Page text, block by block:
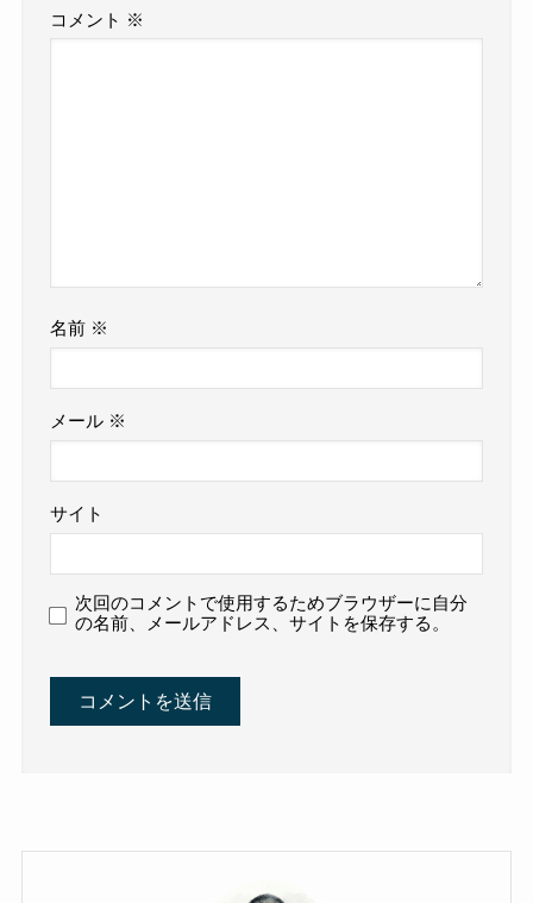
コメント ※
名前 ※
メール ※
サイト
次回のコメントで使用するためブラウザーに自分
の名前、メールアドレス、サイトを保存する。